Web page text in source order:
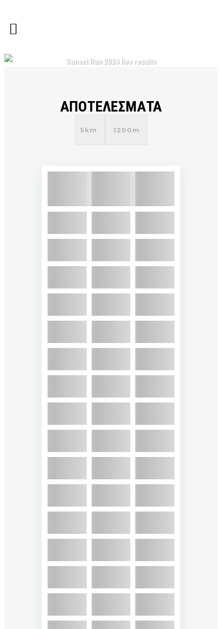
Sunset Run 2024 live results
ΑΠΟΤΕΛΕΣΜΑΤΑ
5km 1200m